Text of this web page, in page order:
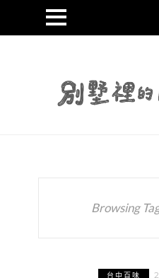
Browsing
台中百味